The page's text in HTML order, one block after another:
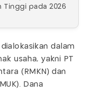
Tinggi pada 2026
dalam
usaha, yakni PT
(RMKN) dan
Dana